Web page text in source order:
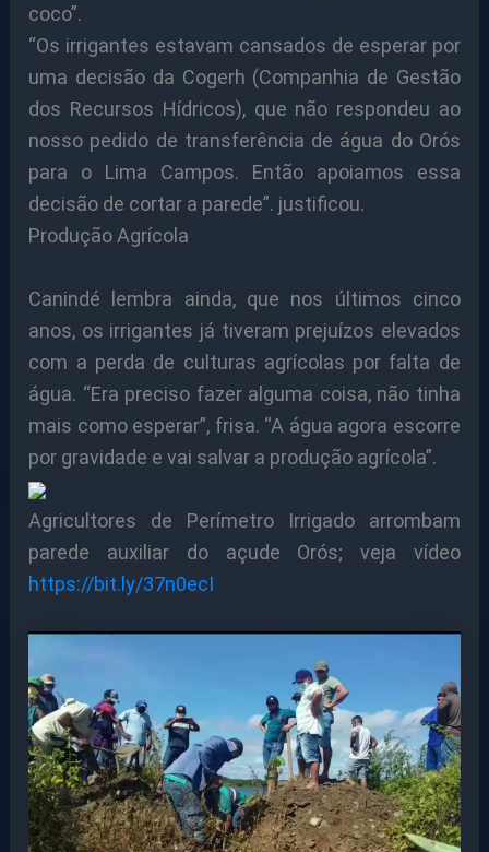
coco”.
“Os irrigantes estavam cansados de esperar por
uma decisão da Cogerh (Companhia de Gestão
dos Recursos Hídricos), que não respondeu ao
nosso pedido de transferência de água do Orós
para o Lima Campos. Então apoiamos essa
decisão de cortar a parede”. justificou.
Produção Agrícola
Canindé lembra ainda, que nos últimos cinco
anos, os irrigantes já tiveram prejuízos elevados
com a perda de culturas agrícolas por falta de
água. “Era preciso fazer alguma coisa, não tinha
mais como esperar”, frisa. “A água agora escorre
por gravidade e vai salvar a produção agrícola”.
Agricultores de Perímetro Irrigado arrombam
parede auxiliar do açude Orós; veja vídeo
https://bit.ly/37n0ecI